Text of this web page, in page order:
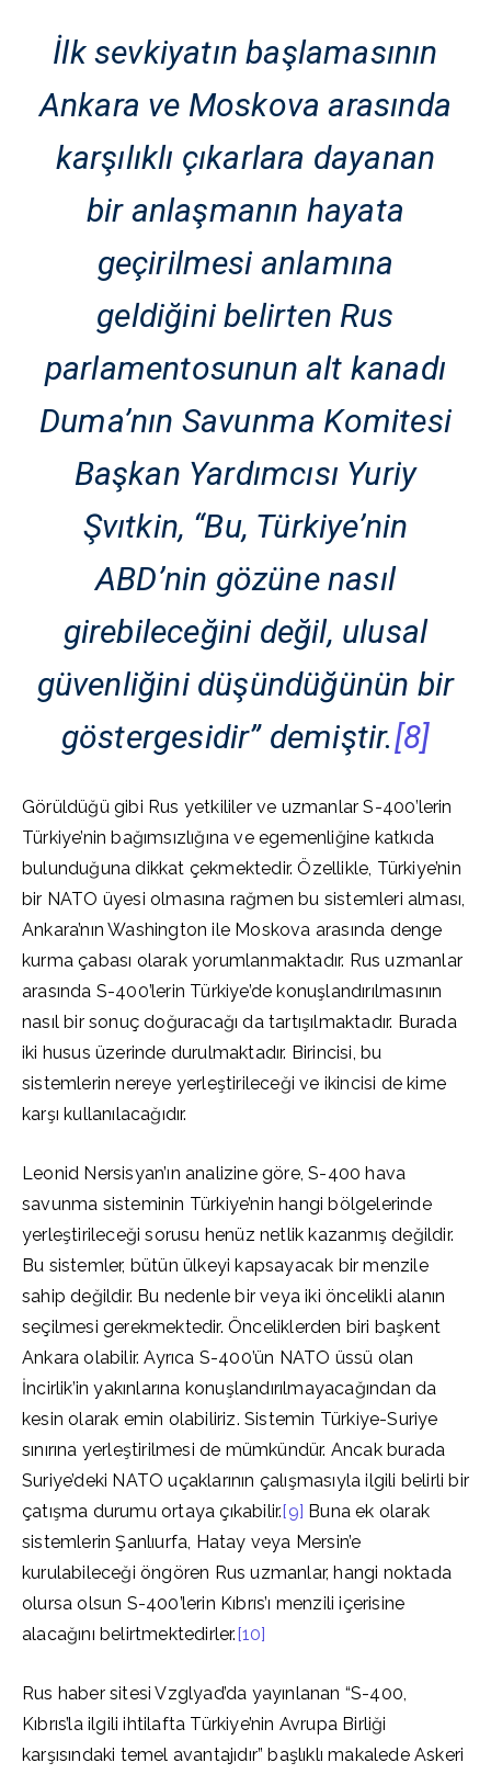
İlk sevkiyatın başlamasının
Ankara ve Moskova arasında
karşılıklı çıkarlara dayanan
bir anlaşmanın hayata
geçirilmesi anlamına
geldiğini belirten Rus
parlamentosunun alt kanadı
Duma’nın Savunma Komitesi
Başkan Yardımcısı Yuriy
Şvıtkin, “Bu, Türkiye’nin
ABD’nin gözüne nasıl
girebileceğini değil, ulusal
güvenliğini düşündüğünün bir
göstergesidir” demiştir.[8]
Görüldüğü gibi Rus yetkililer ve uzmanlar S-400’lerin
Türkiye’nin bağımsızlığına ve egemenliğine katkıda
bulunduğuna dikkat çekmektedir. Özellikle, Türkiye’nin
bir NATO üyesi olmasına rağmen bu sistemleri alması,
Ankara’nın Washington ile Moskova arasında denge
kurma çabası olarak yorumlanmaktadır. Rus uzmanlar
arasında S-400’lerin Türkiye’de konuşlandırılmasının
nasıl bir sonuç doğuracağı da tartışılmaktadır. Burada
iki husus üzerinde durulmaktadır. Birincisi, bu
sistemlerin nereye yerleştirileceği ve ikincisi de kime
karşı kullanılacağıdır.
Leonid Nersisyan’ın analizine göre, S-400 hava
savunma sisteminin Türkiye’nin hangi bölgelerinde
yerleştirileceği sorusu henüz netlik kazanmış değildir.
Bu sistemler, bütün ülkeyi kapsayacak bir menzile
sahip değildir. Bu nedenle bir veya iki öncelikli alanın
seçilmesi gerekmektedir. Önceliklerden biri başkent
Ankara olabilir. Ayrıca S-400’ün NATO üssü olan
İncirlik’in yakınlarına konuşlandırılmayacağından da
kesin olarak emin olabiliriz. Sistemin Türkiye-Suriye
sınırına yerleştirilmesi de mümkündür. Ancak burada
Suriye’deki NATO uçaklarının çalışmasıyla ilgili belirli bir
çatışma durumu ortaya çıkabilir.[9] Buna ek olarak
sistemlerin Şanlıurfa, Hatay veya Mersin’e
kurulabileceği öngören Rus uzmanlar, hangi noktada
olursa olsun S-400’lerin Kıbrıs’ı menzili içerisine
alacağını belirtmektedirler.[10]
Rus haber sitesi Vzglyad’da yayınlanan “S-400,
Kıbrıs’la ilgili ihtilafta Türkiye’nin Avrupa Birliği
karşısındaki temel avantajıdır” başlıklı makalede Askeri